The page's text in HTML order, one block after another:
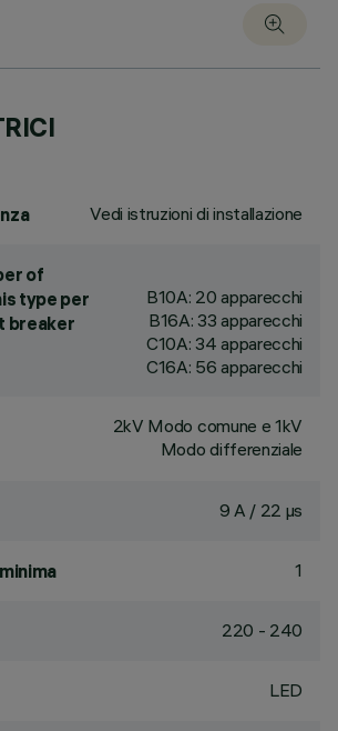
Vedi istruzioni di installazione
of
type per
breaker
B10A: 20 apparecchi
B16A: 33 apparecchi
C10A: 34 apparecchi
C16A: 56 apparecchi
2kV Modo comune e 1kV
Modo differenziale
9 A / 22 µs
1
220 - 240
LED